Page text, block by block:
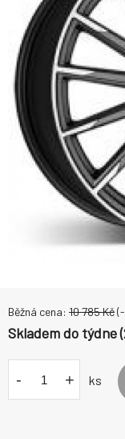
Běžná cena: 10 785Kč(-
Skladem do týdne
- + ks